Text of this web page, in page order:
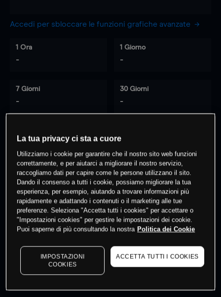
Accedi per sbloccare le funzioni grafiche avanzate
1 Ora
-
1 Giorno
-
7 Giorni
-
30 Giorni
-
0 % dei clienti hanno posizioni
questo prodotto
Fai trading
I prezzi sono solo indicativi. Accediper vedere gli ultimi
dati di mercato
to see latest market data
La tua privacy ci sta a cuore
Utilizziamo i cookie per garantire che il nostro sito web funzioni
correttamente, e per aiutarci a migliorare il nostro servizio,
raccogliamo dati per capire come le persone utilizzano il sito.
Dando il consenso a tutti i cookie, possiamo migliorare la tua
esperienza, per esempio, aiutando a trovare informazioni più
rapidamente e adattando i contenuti o il marketing alle tue
preferenze. Seleziona "Accetta tutti i cookies" per accettare o
"Impostazioni cookies" per gestire le impostazioni dei cookie.
Puoi saperne di più consultando la nostra Politica dei Cookie
IMPOSTAZIONI
COOKIES
ACCETTA TUTTI I COOKIES